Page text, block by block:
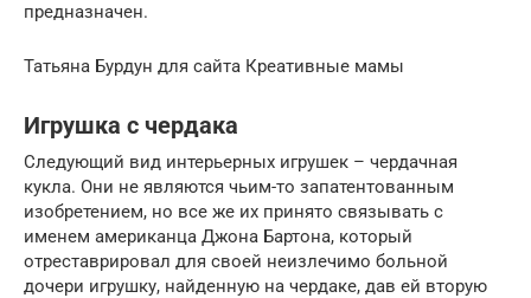
предназначен.
Татьяна Бурдун для сайта Креативные мамы
Игрушка с чердака
Следующий вид интерьерных игрушек – чердачная
кукла. Они не являются чьим-то запатентованным
изобретением, но все же их принято связывать с
именем американца Джона Бартона, который
отреставрировал для своей неизлечимо больной
дочери игрушку, найденную на чердаке, дав ей вторую